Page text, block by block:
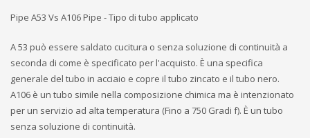
Pipe A53 Vs A106 Pipe - Tipo di tubo applicato
A 53 può essere saldato cucitura o senza soluzione di continuità a
seconda di come è specificato per l'acquisto. È una specifica
generale del tubo in acciaio e copre il tubo zincato e il tubo nero.
A106 è un tubo simile nella composizione chimica ma è intenzionato
per un servizio ad alta temperatura (Fino a 750 Gradi f). È un tubo
senza soluzione di continuità.